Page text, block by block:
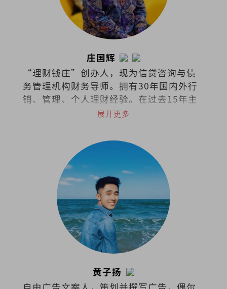
庄国辉
“理财钱庄”创办人，现为信贷咨询与债
务管理机构财务导师。拥有30年国内外行
销、管理、个人理财经验。在过去15年主
讲超过千场讲座，参与300次的电视、电
席财务讲师、大学专业顾问。
展开更多
黄子扬